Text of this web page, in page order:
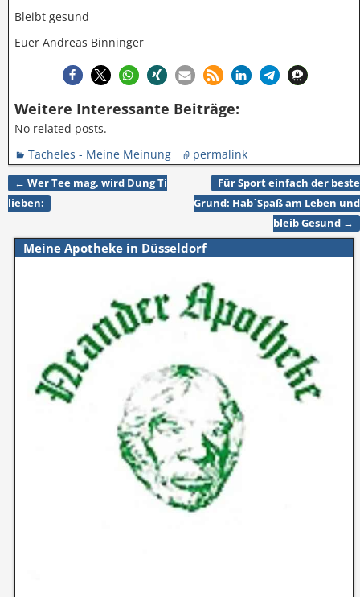
Bleibt gesund
Euer Andreas Binninger
Weitere Interessante Beiträge:
No related posts.
Tacheles - Meine Meinung
permalink
Artikelnavigation
← Wer Tee mag, wird Dung Ti
lieben:
Für Sport einfach der beste
Grund: Hab´Spaß am Leben und
bleib Gesund →
Meine Apotheke in Düsseldorf